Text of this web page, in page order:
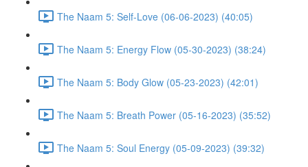
The Naam 5: Self-Love (06-06-2023) (40:05)
The Naam 5: Energy Flow (05-30-2023) (38:24)
The Naam 5: Body Glow (05-23-2023) (42:01)
The Naam 5: Breath Power (05-16-2023) (35:52)
The Naam 5: Soul Energy (05-09-2023) (39:32)